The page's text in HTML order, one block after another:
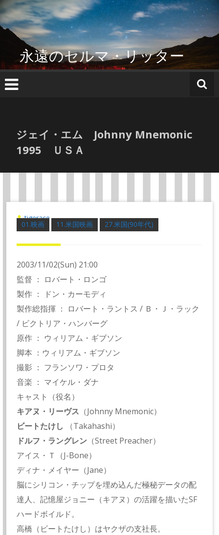
コ
ン
テ
へ
ス
キ
永遠のセルマ・リッター
ジェイ・エム Johnny Mnemonic
1995 ＵＳＡ
01.映画 11.米国映画 27.米国(90年代)
tigerace
2003/11/02(Sun) 21:00
監督 ： ロバート・ロンゴ
製作 ： ドン・カーモディ
製作総指揮 ： ロバート・ラントス / Ｂ・Ｊ・ラック
/ ビクトリア・ハンバーグ
原作 ： ウィリアム・ギブソン
脚本 ：ウィリアム・ギブソン
撮影 ： フランソワ・プロタ
音楽 ： マイケル・ダナ
キャスト（役名）
キアヌ・リーヴス （Johnny Mnemonic）
ビートたけし
（Takahashi）
ドルフ・ラングレン （Street Preacher）
アイス・Ｔ（J-Bone）
ディナ・メイヤー（Jane）
脳にシリコン・チップを埋め込んだ極秘データの配
達人、記憶屋ジョニー（キアヌ）の活躍を描いたSF
ハードボイルド。
高橋（ビートたけし）はヤクザの支社長。